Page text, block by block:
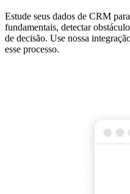
Estude seus dados de CRM
fundamentais, detectar
de decisão. Use nossa
esse processo.